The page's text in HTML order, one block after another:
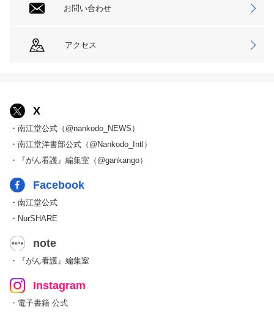
お問い合わせ
アクセス
X
・南江堂公式（@nankodo_NEWS）
・南江堂洋書部公式（@Nankodo_Intl）
・『がん看護』編集室（@gankango）
Facebook
・南江堂公式
・NurSHARE
note
・『がん看護』編集室
Instagram
・電子書籍 公式